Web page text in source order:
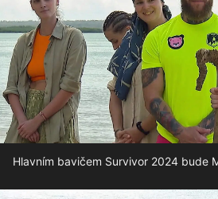
Hlavním bavičem Survivor 2024 bude